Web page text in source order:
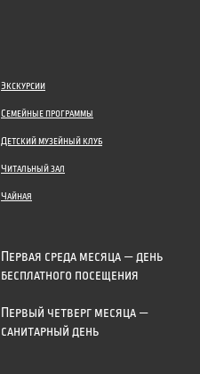
Экскурсии
Семейные программы
Детский музейный клуб
Читальный зал
Чайная
Первая среда месяца — день
бесплатного посещения
Первый четверг месяца —
санитарный день